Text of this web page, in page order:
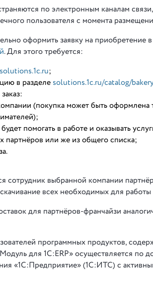
по электронным каналам
пользователя с момента
оформить заявку на приобретение
. Для этого требуется:
solutions.1c.ru;
в разделе solutions.1c.ru/catalog/
(покупка может быть оформлена
помогать в работе и оказывать
партнёров или же из общего списка;
сотрудник выбранной компании
всех необходимых для
для партнёров-франчайзи
программных продуктов,
для 1С:ERP» осуществляется по
«1С:Предприятие» (1С:ИТС) с